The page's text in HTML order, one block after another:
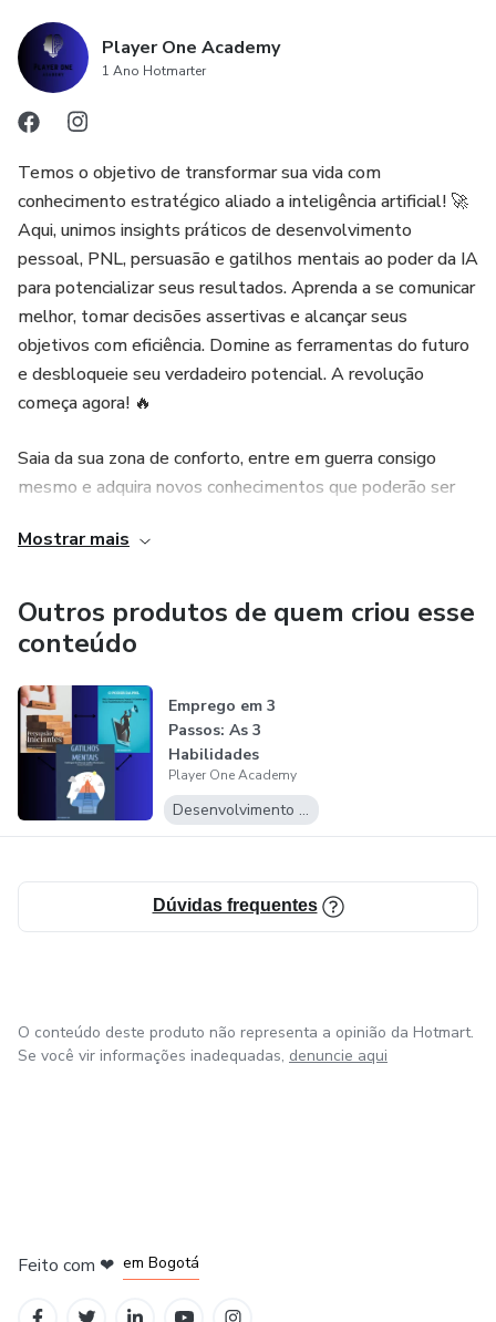
Player One Academy
1 Ano Hotmarter
Temos o objetivo de transformar sua vida com
conhecimento estratégico aliado a inteligência artificial! 🚀
Aqui, unimos insights práticos de desenvolvimento
pessoal, PNL, persuasão e gatilhos mentais ao poder da IA
para potencializar seus resultados. Aprenda a se comunicar
melhor, tomar decisões assertivas e alcançar seus
objetivos com eficiência. Domine as ferramentas do futuro
e desbloqueie seu verdadeiro potencial. A revolução
começa agora! 🔥
Saia da sua zona de conforto, entre em guerra consigo
mesmo e adquira novos conhecimentos que poderão ser
Mostrar mais
Outros produtos de quem criou esse
conteúdo
Emprego em 3
Passos: As 3
Habilidades
Essenciais Para Sua
Re...
Player One Academy
Desenvolvimento Pessoal
Dúvidas frequentes
O conteúdo deste produto não representa a opinião da Hotmart.
Se você vir informações inadequadas, denuncie aqui
Feito com ❤ em Bogotá